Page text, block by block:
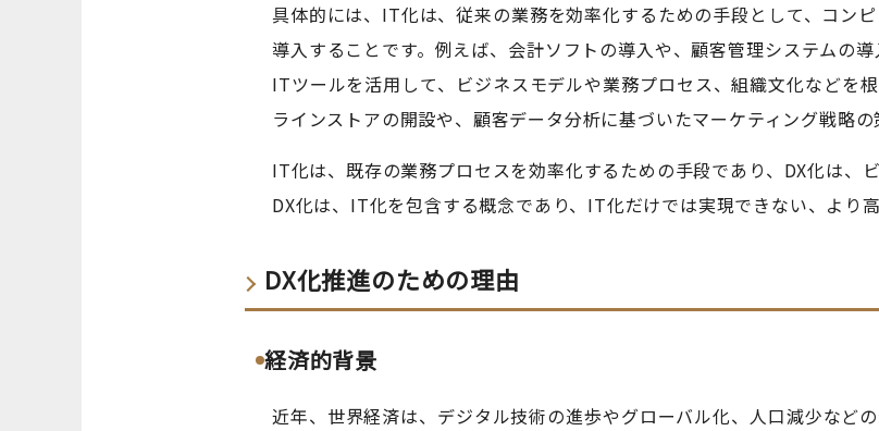
具体的には、IT化は、従来の業務を効率化するための手段として、コン
導入することです。例えば、会計ソフトの導入や、顧客管理システムの導
ITツールを活用して、ビジネスモデルや業務プロセス、組織文化などを
ラインストアの開設や、顧客データ分析に基づいたマーケティング戦略の
IT化は、既存の業務プロセスを効率化するための手段であり、DX化は、
DX化は、IT化を包含する概念であり、IT化だけでは実現できない、より
DX化推進のための理由
経済的背景
近年、世界経済は、デジタル技術の進歩やグローバル化、人口減少など